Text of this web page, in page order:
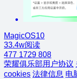
MagicOS10
33.4w阅读
477 1729 808
荣耀俱乐部用户协议
cookies 法律信息 电